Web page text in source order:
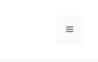
Menu